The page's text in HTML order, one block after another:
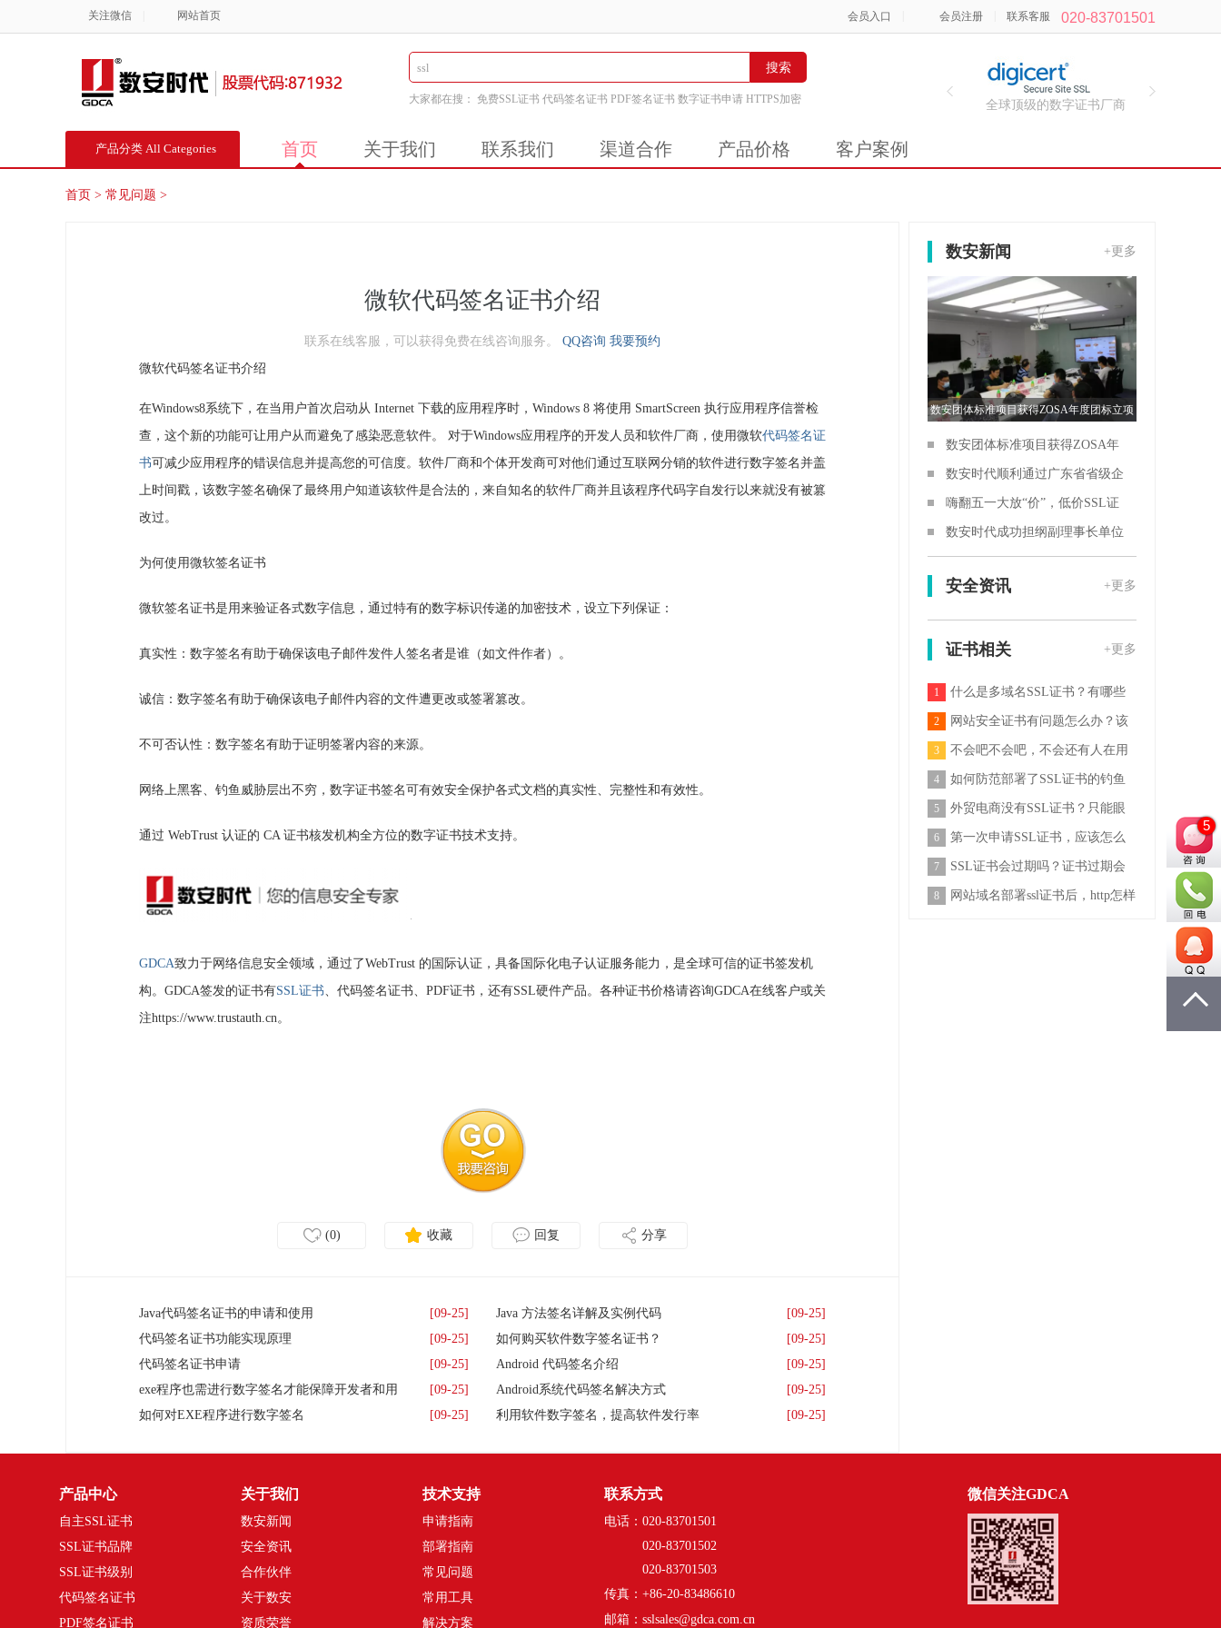
关注微信 网站首页 会员入口 会员注册 联系客服 020-83701501
搜索
大家都在搜： 免费SSL证书 代码签名证书 PDF签名证书 数字证书申请 HTTPS加密 全球顶级的数字证书厂商
首页 关于我们 联系我们 渠道合作 产品价格 客户案例
产品分类 All Categories
首页 > 常见问题 >
微软代码签名证书介绍
联系在线客服，可以获得免费在线咨询服务。 QQ咨询 我要预约
微软代码签名证书介绍
在Windows8系统下，在当用户首次启动从 Internet 下载的应用程序时，Windows 8 将使用 SmartScreen 执行应用程序信誉检
查，这个新的功能可让用户从而避免了感染恶意软件。 对于Windows应用程序的开发人员和软件厂商，使用微软代码签名证
书可减少应用程序的错误信息并提高您的可信度。软件厂商和个体开发商可对他们通过互联网分销的软件进行数字签名并盖
上时间戳，该数字签名确保了最终用户知道该软件是合法的，来自知名的软件厂商并且该程序代码字自发行以来就没有被篡
改过。
为何使用微软签名证书
微软签名证书是用来验证各式数字信息，通过特有的数字标识传递的加密技术，设立下列保证：
真实性：数字签名有助于确保该电子邮件发件人签名者是谁（如文件作者）。
诚信：数字签名有助于确保该电子邮件内容的文件遭更改或签署篡改。
不可否认性：数字签名有助于证明签署内容的来源。
网络上黑客、钓鱼威胁层出不穷，数字证书签名可有效安全保护各式文档的真实性、完整性和有效性。
通过 WebTrust 认证的 CA 证书核发机构全方位的数字证书技术支持。
GDCA致力于网络信息安全领域，通过了WebTrust 的国际认证，具备国际化电子认证服务能力，是全球可信的证书签发机
构。GDCA签发的证书有SSL证书、代码签名证书、PDF证书，还有SSL硬件产品。各种证书价格请咨询GDCA在线客户或关
注https://www.trustauth.cn。
(0) 收藏 回复 分享
Java代码签名证书的申请和使用 [09-25] Java 方法签名详解及实例代码
[09-25]
代码签名证书功能实现原理
[09-25] 如何购买软件数字签名证书？
[09-25]
代码签名证书申请
[09-25] Android 代码签名介绍
[09-25]
exe程序也需进行数字签名才能保障开发者和用
[09-25] Android系统代码签名解决方式
[09-25]
如何对EXE程序进行数字签名
[09-25] 利用软件数字签名，提高软件发行率 [09-25]
数安新闻 +更多
数安团体标准项目获得ZOSA年度团标立项
数安团体标准项目获得ZOSA年
度团标立项
数安时代顺利通过广东省省级企
业技术中心评定
嗨翻五一大放“价”，低价SSL证
书提前抢！
数安时代成功担纲副理事长单位
安全资讯 +更多
证书相关 +更多
1
什么是多域名SSL证书？有哪些
好处？
2
网站安全证书有问题怎么办？该
如何解决？
3
不会吧不会吧，不会还有人在用
20年前的HTTP吧
4
如何防范部署了SSL证书的钓鱼
网站？
5
外贸电商没有SSL证书？只能眼
巴巴看着巨额流量
6
第一次申请SSL证书，应该怎么
选择CA机构？
7
SSL证书会过期吗？证书过期会
有什么后果呢？
8
网站域名部署ssl证书后，http怎样
产品中心
自主SSL证书
SSL证书品牌
SSL证书级别
代码签名证书
PDF签名证书
关于我们
数安新闻
安全资讯
合作伙伴
关于数安
资质荣誉
技术支持
申请指南
部署指南
常见问题
常用工具
解决方案
联系方式
电话：020-83701501
020-83701502
020-83701503
传真：+86-20-83486610
邮箱：sslsales@gdca.com.cn
微信关注GDCA
5